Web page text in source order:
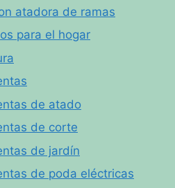
atadora de ramas
para el hogar
de atado
de corte
de jardín
de poda eléctricas